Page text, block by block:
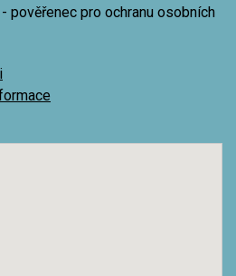
- pověřenec pro ochranu osobních